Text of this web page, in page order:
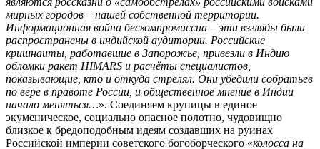
мирных городов – нашей собственной территории.
Информационная война бескомпромиссна – эти взгляды были
распространены в индийской аудитории. Российские
кришнаиты, работавшие в Запорожье, привезли в Индию
обломки ракет HIMARS и расчёты специалистов,
показывающие, кто и откуда стрелял. Они убедили собратьев
по вере в правоте России, и общественное мнение в Индии
начало меняться…». Соединяем крупицы в единое
экуменическое, социально опасное полотно, чудовищно
близкое к бредоподобным идеям создавших на руинах
Российской империи советского богоборческого «колосса на